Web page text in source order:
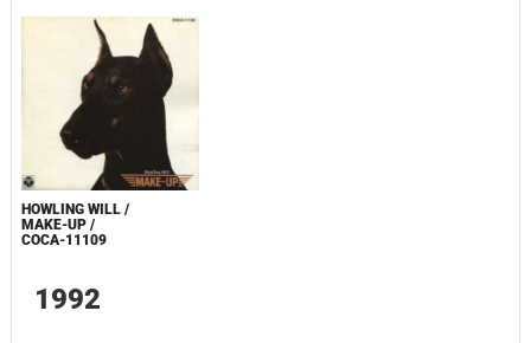
HOWLING WILL /
MAKE-UP /
COCA-11109
1992